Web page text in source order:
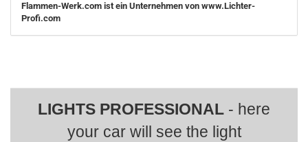
Flammen-Werk.com ist ein Unternehmen von www.Lichter-
Profi.com
LIGHTS PROFESSIONAL - here
your car will see the light